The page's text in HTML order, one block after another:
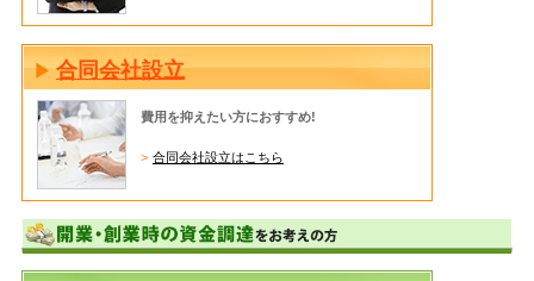
合同会社設立
費用を抑えたい方におすすめ!
合同会社設立はこちら